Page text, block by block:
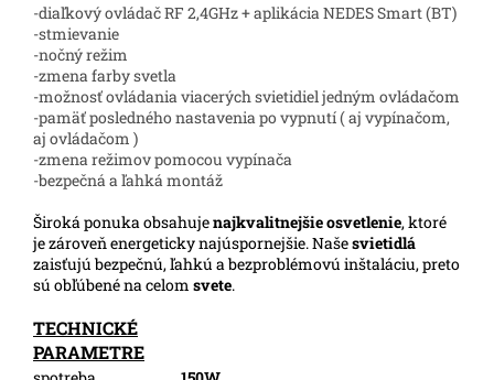
-diaľkový ovládač RF 2,4GHz + aplikácia NEDES Smart (BT)
-stmievanie
-nočný režim
-zmena farby svetla
-možnosť ovládania viacerých svietidiel jedným ovládačom
-pamäť posledného nastavenia po vypnutí ( aj vypínačom,
aj ovládačom )
-zmena režimov pomocou vypínača
-bezpečná a ľahká montáž
Široká ponuka obsahujenajkvalitnejšie osvetlenie, ktoré
je zároveň energeticky najúspornejšie. Našesvietidlá
zaisťujú bezpečnú, ľahkú a bezproblémovú inštaláciu, preto
sú obľúbené na celom svete.
TECHNICKÉ
PARAMETRE